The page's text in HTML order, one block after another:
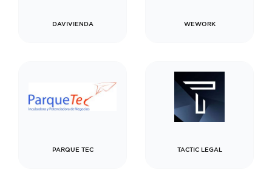
DAVIVIENDA WEWORK
PARQUE TEC TACTIC LEGAL